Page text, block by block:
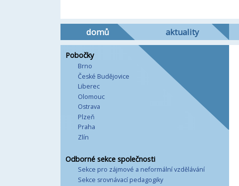
domů aktuality
Pobočky
Brno
České Budějovice
Liberec
Olomouc
Ostrava
Plzeň
Praha
Zlín
Odborné sekce společnosti
Sekce pro zájmové a neformální vzdělávání
Sekce srovnávací pedagogiky